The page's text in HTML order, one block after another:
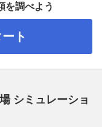
を調べよう
ト
シミュレーショ